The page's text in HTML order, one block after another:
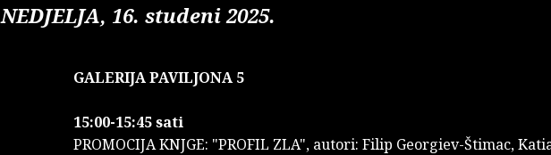
NEDJELJA, 16. studeni 2025.
GALERIJA PAVILJONA 5
15:00-15:45 sati
PROMOCIJA KNJGE: "PROFIL ZLA", autori: Filip Georgiev-Štimac,